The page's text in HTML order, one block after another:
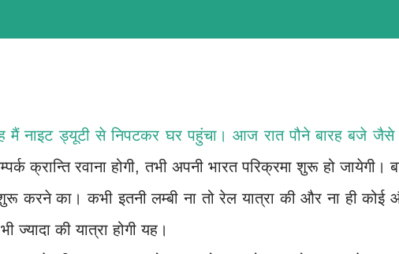
नाइट ड्यूटी से निपटकर घर पहुंचा। आज रात पौने बारह बजे जैसे
क्रान्ति रवाना होगी, तभी अपनी भारत परिक्रमा शुरू हो जायेगी।
करने का। कभी इतनी लम्बी ना तो रेल यात्रा की और ना ही कोई
ज्यादा की यात्रा होगी यह।